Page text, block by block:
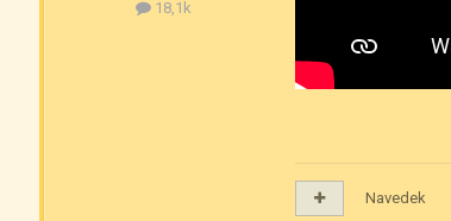
18,1k
Navedek